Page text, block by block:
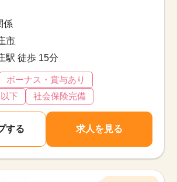
係
市
駅 徒歩 15分
ボーナス・賞与あり
下
社会保険完備
する 求人を見る